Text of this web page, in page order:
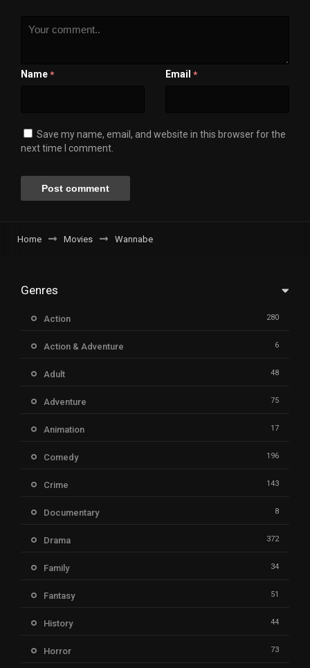
Name * Email *
Save my name, email, and website in this browser for the
next time I comment.
Home Movies Wannabe
Genres
Action 280
Action & Adventure 6
Adult 48
Adventure 75
Animation 17
Comedy 196
Crime 143
Documentary 8
Drama 372
Family 34
Fantasy 51
History 44
Horror 73